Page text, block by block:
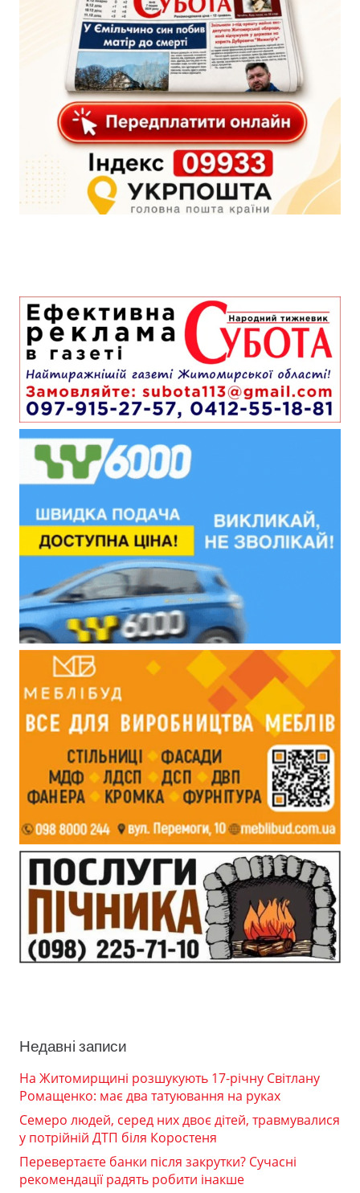
Недавні записи
На Житомирщині розшукують 17-річну Світлану
Ромащенко: має два татуювання на руках
Семеро людей, серед них двоє дітей, травмувалися
у потрійній ДТП біля Коростеня
Перевертаєте банки після закрутки? Сучасні
рекомендації радять робити інакше